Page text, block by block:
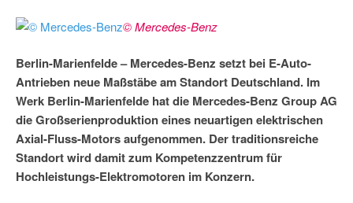
© Mercedes-Benz
Berlin-Marienfelde – Mercedes-Benz setzt bei E-Auto-
Antrieben neue Maßstäbe am Standort Deutschland. Im
Werk Berlin-Marienfelde hat die Mercedes-Benz Group AG
die Großserienproduktion eines neuartigen elektrischen
Axial-Fluss-Motors aufgenommen. Der traditionsreiche
Standort wird damit zum Kompetenzzentrum für
Hochleistungs-Elektromotoren im Konzern.